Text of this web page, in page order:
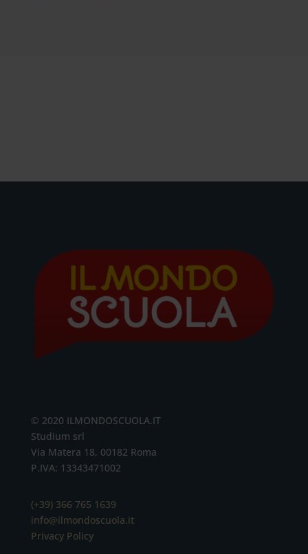
© 2020 ILMONDOSCUOLA.IT
Studium srl
Via Matera 18, 00182 Roma
P.IVA: 13343471002
(+39) 366 765 1639
info@ilmondoscuola.it
Privacy Policy